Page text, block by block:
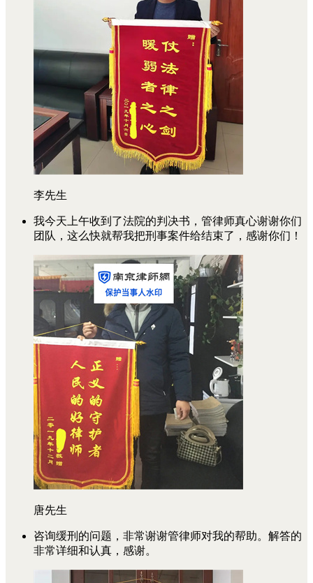
李先生
我今天上午收到了法院的判决书，管律师真心谢谢你们
团队，这么快就帮我把刑事案件给结束了，感谢你们！
唐先生
咨询缓刑的问题，非常谢谢管律师对我的帮助。解答的
非常详细和认真，感谢。